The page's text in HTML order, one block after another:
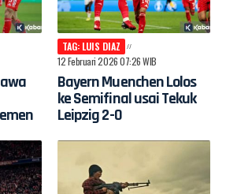
TAG: LUIS DIAZ
12 Februari 2026 07:26 WIB
Bayern Muenchen Lolos
ke Semifinal usai Tekuk
Leipzig 2-0